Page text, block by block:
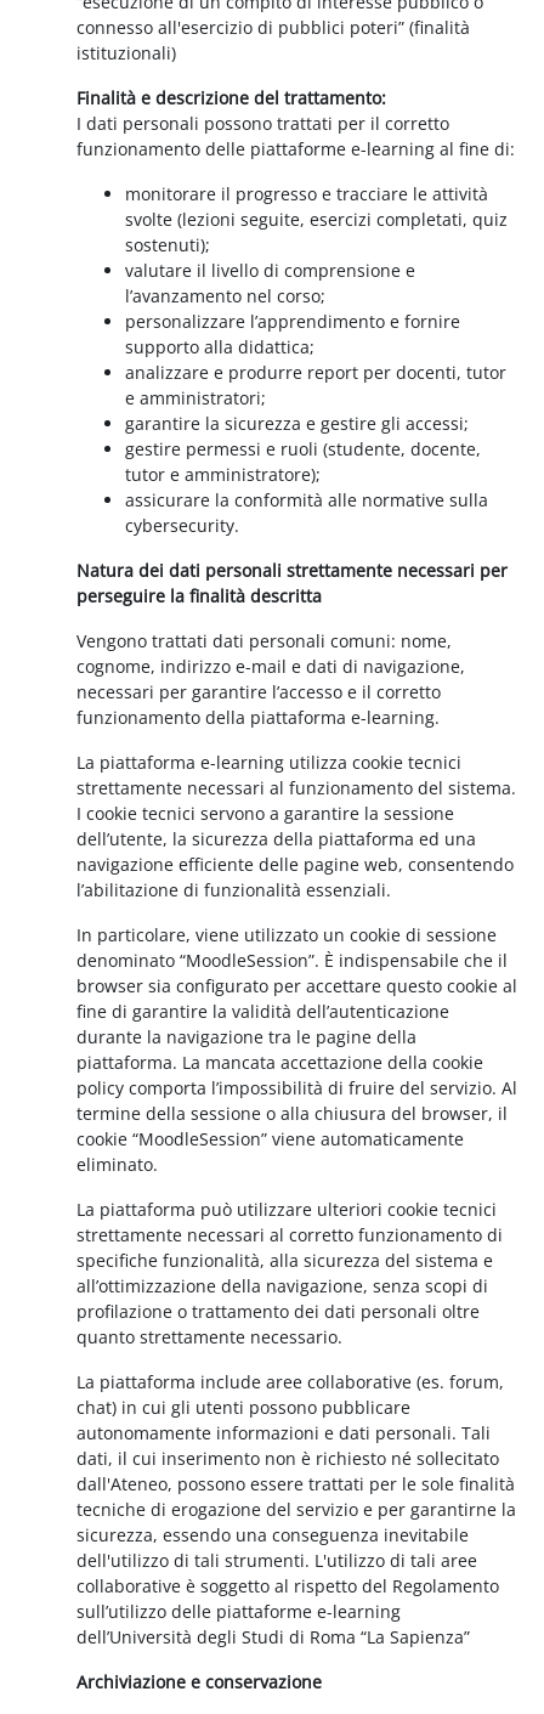
connesso all'esercizio di pubblici poteri” (finalità
istituzionali)
Finalità e descrizione del trattamento:
I dati personali possono trattati per il corretto
funzionamento delle piattaforme e-learning al fine di:
monitorare il progresso e tracciare le attività
svolte (lezioni seguite, esercizi completati, quiz
sostenuti);
valutare il livello di comprensione e
l’avanzamento nel corso;
personalizzare l’apprendimento e fornire
supporto alla didattica;
analizzare e produrre report per docenti, tutor
e amministratori;
garantire la sicurezza e gestire gli accessi;
gestire permessi e ruoli (studente, docente,
tutor e amministratore);
assicurare la conformità alle normative sulla
cybersecurity.
Natura dei dati personali strettamente necessari per
perseguire la finalità descritta
Vengono trattati dati personali comuni: nome,
cognome, indirizzo e-mail e dati di navigazione,
necessari per garantire l’accesso e il corretto
funzionamento della piattaforma e-learning.
La piattaforma e-learning utilizza cookie tecnici
strettamente necessari al funzionamento del sistema.
I cookie tecnici servono a garantire la sessione
dell’utente, la sicurezza della piattaforma ed una
navigazione efficiente delle pagine web, consentendo
l’abilitazione di funzionalità essenziali.
In particolare, viene utilizzato un cookie di sessione
denominato “MoodleSession”. È indispensabile che il
browser sia configurato per accettare questo cookie al
fine di garantire la validità dell’autenticazione
durante la navigazione tra le pagine della
piattaforma. La mancata accettazione della cookie
policy comporta l’impossibilità di fruire del servizio. Al
termine della sessione o alla chiusura del browser, il
cookie “MoodleSession” viene automaticamente
eliminato.
La piattaforma può utilizzare ulteriori cookie tecnici
strettamente necessari al corretto funzionamento di
specifiche funzionalità, alla sicurezza del sistema e
all’ottimizzazione della navigazione, senza scopi di
profilazione o trattamento dei dati personali oltre
quanto strettamente necessario.
La piattaforma include aree collaborative (es. forum,
chat) in cui gli utenti possono pubblicare
autonomamente informazioni e dati personali. Tali
dati, il cui inserimento non è richiesto né sollecitato
dall'Ateneo, possono essere trattati per le sole finalità
tecniche di erogazione del servizio e per garantirne la
sicurezza, essendo una conseguenza inevitabile
dell'utilizzo di tali strumenti. L'utilizzo di tali aree
collaborative è soggetto al rispetto del Regolamento
sull’utilizzo delle piattaforme e-learning
dell’Università degli Studi di Roma “La Sapienza”
Archiviazione e conservazione